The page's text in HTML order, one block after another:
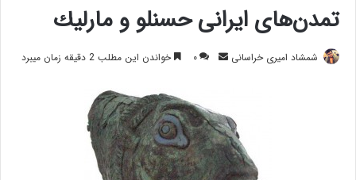
تمدن‌های ایرانی حسنلو و مارليك
شمشاد امیری خراسانی
ارسال۰ خواندن این مطلب 2 دقیقه زمان میبرد